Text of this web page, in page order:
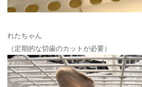
れたちゃん
（定期的な切歯のカットが必要）